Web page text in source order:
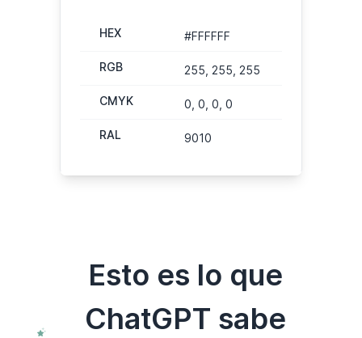
HEX #FFFFFF
RGB 255, 255, 255
CMYK 0, 0, 0, 0
RAL 9010
Esto es lo que
ChatGPT sabe